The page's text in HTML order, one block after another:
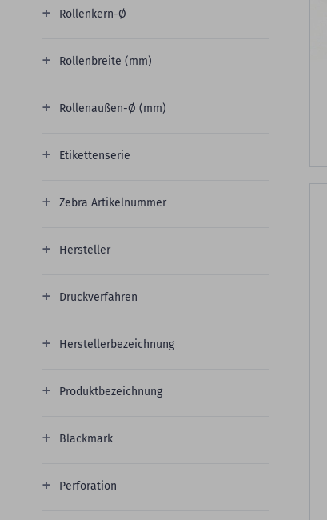
Rollenkern-Ø
Rollenbreite (mm)
Rollenaußen-Ø (mm)
Etikettenserie
Zebra Artikelnummer
Hersteller
Druckverfahren
Herstellerbezeichnung
Produktbezeichnung
Blackmark
Perforation